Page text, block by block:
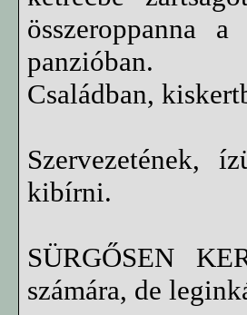
összeroppanna
panzióban.
Családban,
Szervezetének,
kibírni.
SÜRGŐSEN
számára, de